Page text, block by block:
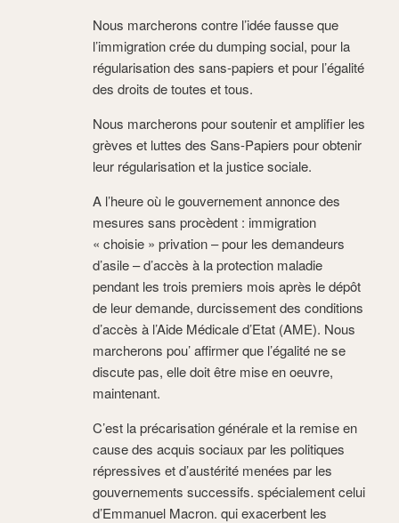
Nous marcherons contre l’idée fausse que
l’immigration crée du dumping social, pour la
régularisation des sans-papiers et pour l’égalité
des droits de toutes et tous.
Nous marcherons pour soutenir et amplifier les
grèves et luttes des Sans-Papiers pour obtenir
leur régularisation et la justice sociale.
A l’heure où le gouvernement annonce des
mesures sans procèdent : immigration
« choisie » privation – pour les demandeurs
d’asile – d’accès à la protection maladie
pendant les trois premiers mois après le dépôt
de leur demande, durcissement des conditions
d’accès à l’Aide Médicale d’Etat (AME). Nous
marcherons pou’ affirmer que l’égalité ne se
discute pas, elle doit être mise en oeuvre,
maintenant.
C’est la précarisation générale et la remise en
cause des acquis sociaux par les politiques
répressives et d’austérité menées par les
gouvernements successifs. spécialement celui
d’Emmanuel Macron. qui exacerbent les